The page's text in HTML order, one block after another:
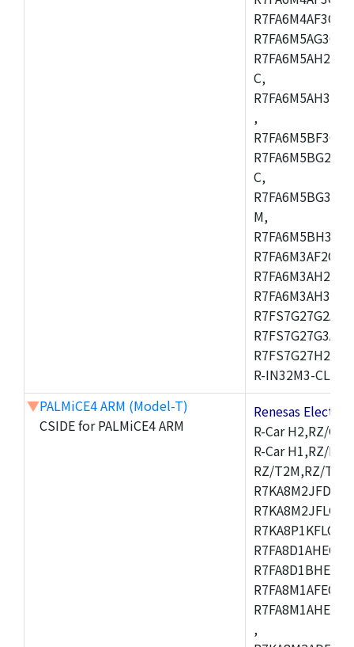
C,
,
C,
M,
R-IN32M3-CL,R-
▼PALMiCE4 ARM (Model-T)
CSIDE for PALMiCE4 ARM
Renesas
R-Car H2,RZ/
R-Car H1,RZ/
RZ/T2M,RZ/
,